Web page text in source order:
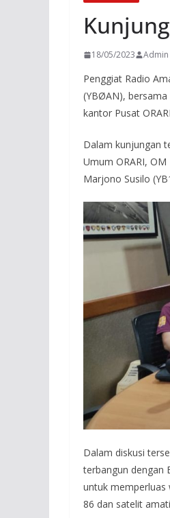
18/05/2023
Penggiat Radio
(YBØAN), bersama
kantor Pusat
Dalam kunjungan
Umum ORARI,
Marjono Susilo
Dalam diskusi
terbangun dengan
untuk memperluas
86 dan satelit